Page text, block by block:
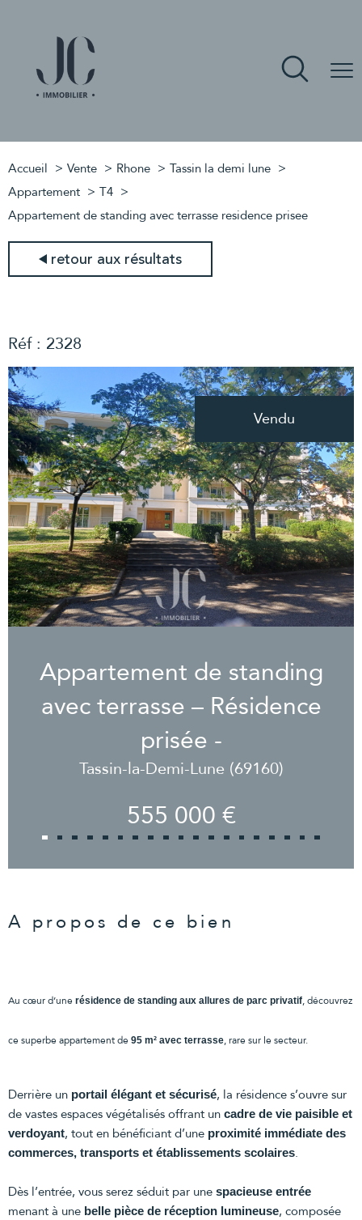
Accueil Vente Rhone
Tassin la demi lune
Appartement
T4
Appartement de standing avec terrasse residence prisee
retour aux résultats
Réf : 2328
Vendu
Appartement de standing
avec terrasse – Résidence
prisée -
Tassin-la-Demi-Lune (69160)
555 000 €
A propos de ce bien
Au cœur d’une résidence de standing aux allures de parc privatif, découvrez
ce superbe appartement de 95 m² avec terrasse, rare sur le secteur.
Derrière un portail élégant et sécurisé, la résidence s’ouvre sur
de vastes espaces végétalisés offrant un cadre de vie paisible et
verdoyant, tout en bénéficiant d’une proximité immédiate des
commerces, transports et établissements scolaires.
Dès l’entrée, vous serez séduit par une spacieuse entrée
menant à une belle pièce de réception lumineuse, composée